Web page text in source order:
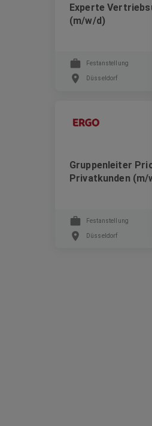
Experte
(m/w/d)
Festanstellung
Düsseldorf
Gruppenleiter
Privatkunden (m/
Festanstellung
Düsseldorf